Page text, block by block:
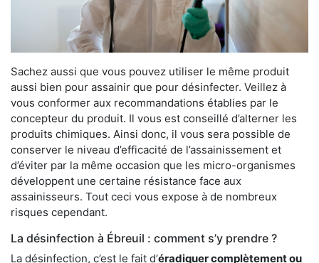
Sachez aussi que vous pouvez utiliser le même produit
aussi bien pour assainir que pour désinfecter. Veillez à
vous conformer aux recommandations établies par le
concepteur du produit. Il vous est conseillé d’alterner les
produits chimiques. Ainsi donc, il vous sera possible de
conserver le niveau d’efficacité de l’assainissement et
d’éviter par la même occasion que les micro-organismes
développent une certaine résistance face aux
assainisseurs. Tout ceci vous expose à de nombreux
risques cependant.
La désinfection à Ébreuil : comment s’y prendre ?
La désinfection, c’est le fait d’éradiquer complètement ou